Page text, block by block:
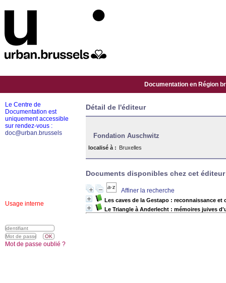
Documentation en Région
Détail de l'éditeur
Fondation Auschwitz
localisé à : Bruxelles
Documents disponibles chez cet éditeur
Affiner la recherche
Les caves de la Gestapo : reconnaissance et
Le Triangle à Anderlecht : mémoires juives
Le Centre de
Documentation est
uniquement accessible
sur rendez-vous :
doc@urban.brussels
Usage interne
Mot de passe oublié ?